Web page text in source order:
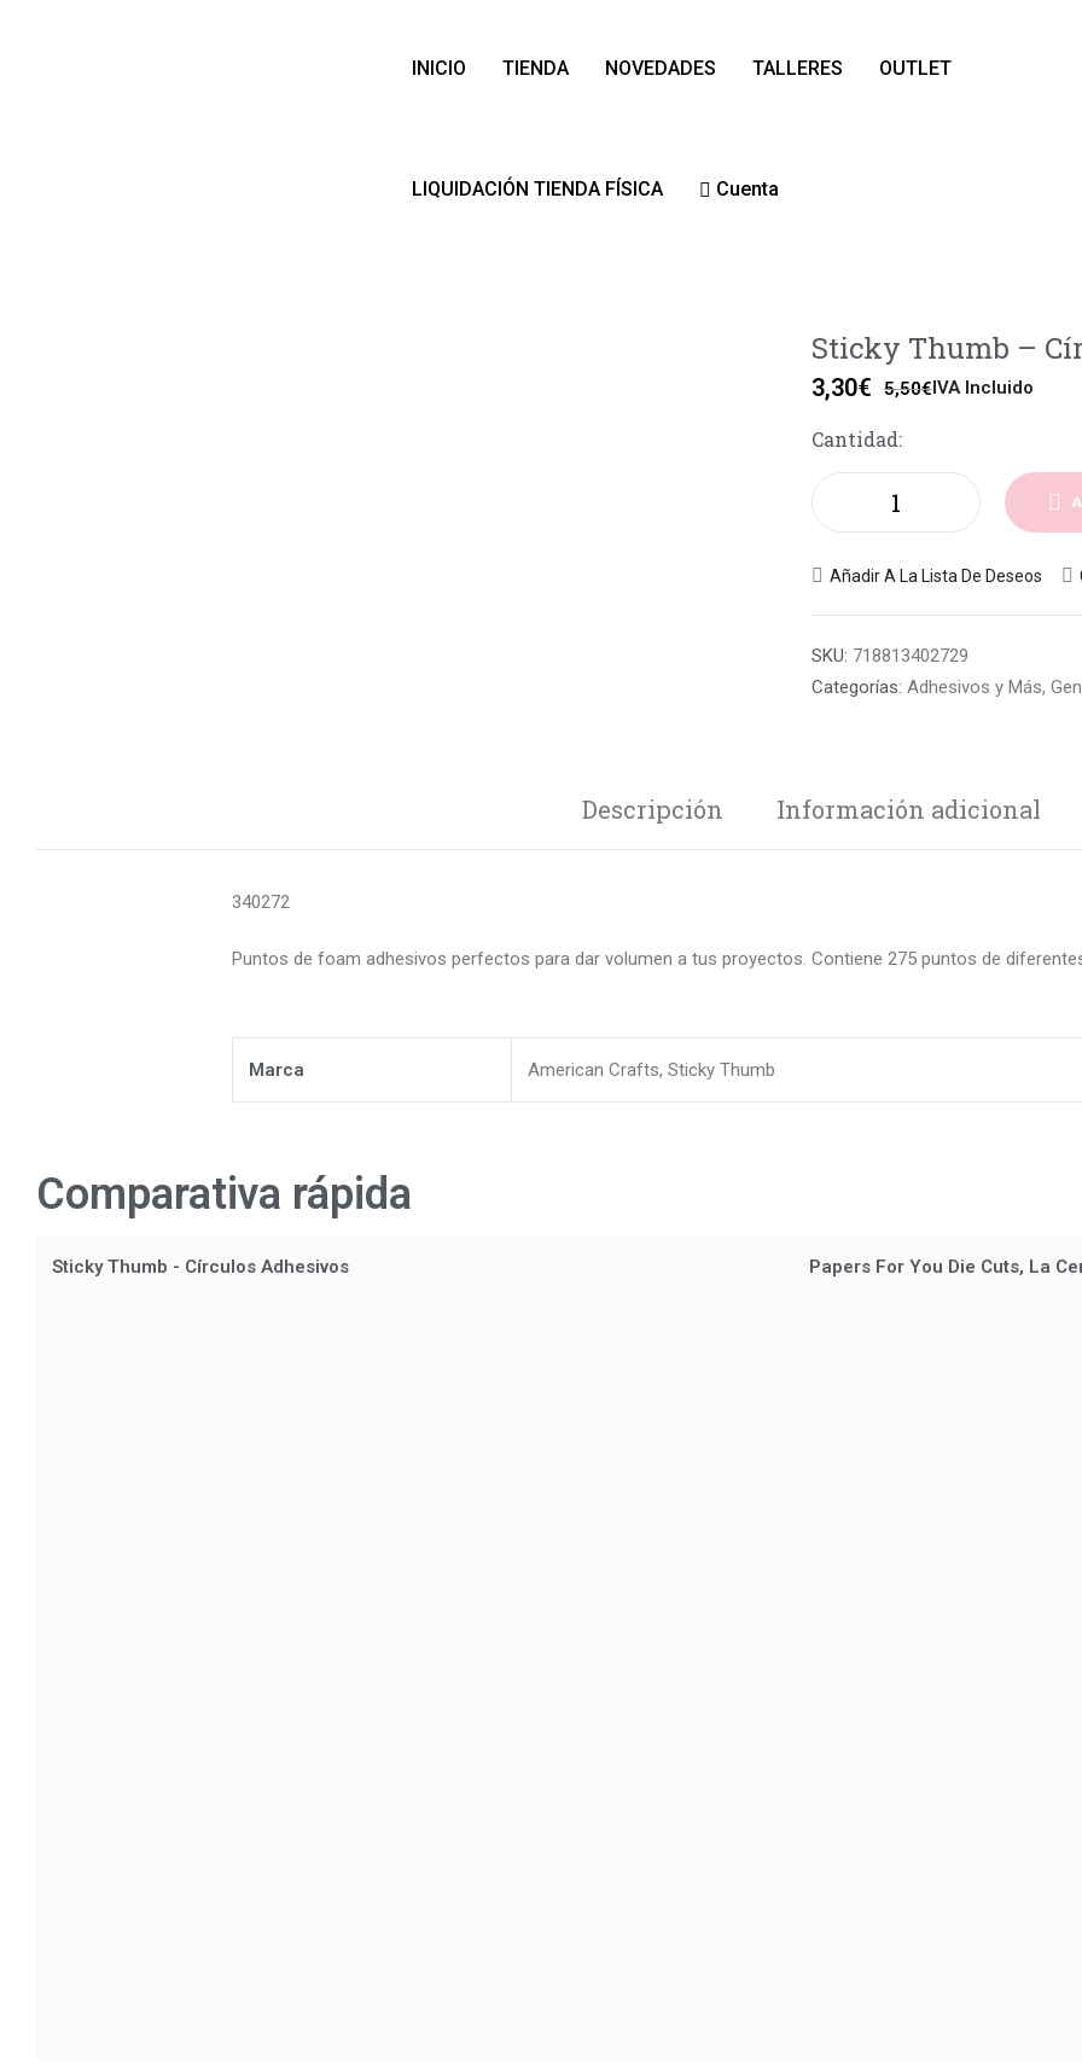
INICIO TIENDA NOVEDADES TALLERES OUTLET
LIQUIDACIÓN TIENDA FÍSICA Cuenta
Sticky Thumb –
5,50€
3,30€ IVA Incluido
Cantidad:
Añadir A La Lista De Deseos
SKU: 718813402729
Categorías: Adhesivos y Más,
Descripción Información adicional
340272
Puntos de foam adhesivos perfectos para dar volumen a tus proyectos. Contiene 275 puntos de
Marca American Crafts, Sticky Thumb
Comparativa rápida
Sticky Thumb - Círculos Adhesivos Papers For You Die Cuts, La